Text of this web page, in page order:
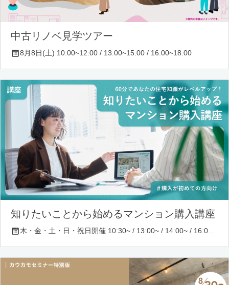
中古リノベ見学ツアー
8月8日(土) 10:00~12:00 / 13:00~15:00 / 16:00~18:00
知りたいことから始めるマンション購入講座
木・金・土・日・祝日開催 10:30~ / 13:00~ / 14:00~ / 16:00~ / 17:00~/ 18:30~/ 19:30~